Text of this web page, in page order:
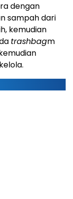
dengan
sampah dari
kemudian
trashbagm